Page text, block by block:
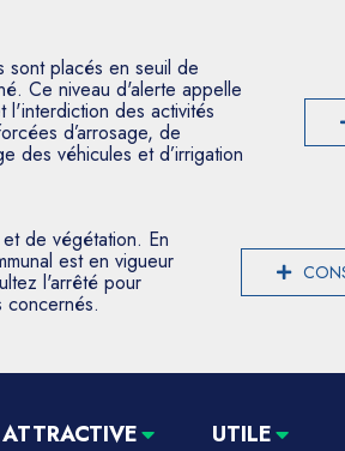
sont placés en seuil de
Ce niveau d'alerte appelle
l'interdiction des activités
d’arrosage, de
des véhicules et d’irrigation
de végétation. En
est en vigueur
l'arrêté pour
concernés.
ATTRACTIVE UTILE